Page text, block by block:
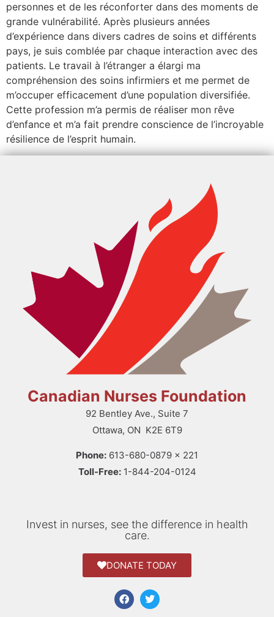
personnes et de les réconforter dans des moments de
grande vulnérabilité. Après plusieurs années
d’expérience dans divers cadres de soins et différents
pays, je suis comblée par chaque interaction avec des
patients. Le travail à l’étranger a élargi ma
compréhension des soins infirmiers et me permet de
m’occuper efficacement d’une population diversifiée.
Cette profession m’a permis de réaliser mon rêve
d’enfance et m’a fait prendre conscience de l’incroyable
résilience de l’esprit humain.
Canadian Nurses Foundation
92 Bentley Ave., Suite 7
Ottawa, ON K2E 6T9
Phone: 613-680-0879 x 221
Toll-Free:1-844-204-0124
Invest in nurses, see the difference in health
care.
DONATE TODAY